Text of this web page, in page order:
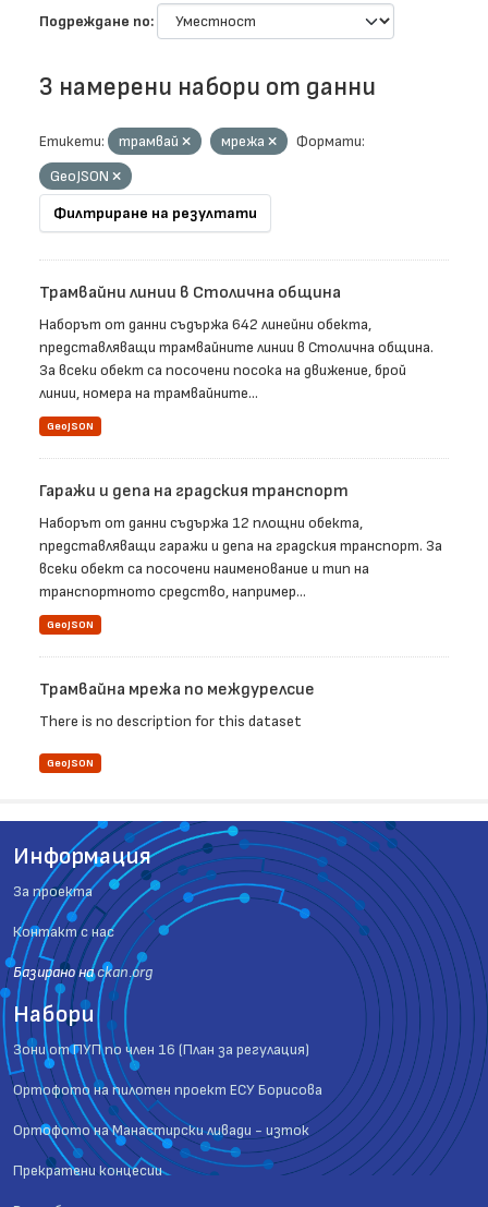
Подреждане по
3 намерени набори от данни
Етикети: трамвай мрежа
Формати:
GeoJSON
Филтриране на резултати
Трамвайни линии в Столична община
Наборът от данни съдържа 642 линейни обекта,
представляващи трамвайните линии в Столична община.
За всеки обект са посочени посока на движение, брой
линии, номера на трамвайните...
GeoJSON
Гаражи и депа на градския транспорт
Наборът от данни съдържа 12 площни обекта,
представляващи гаражи и депа на градския транспорт. За
всеки обект са посочени наименование и тип на
транспортното средство, например...
GeoJSON
Трамвайна мрежа по междурелсие
There is no description for this dataset
GeoJSON
Информация
За проекта
Контакт с нас
Базиранo наckan.org
Набори
Зони от ПУП по член 16 (План за регулация)
Ортофото на пилотен проект ЕСУ Борисова
Ортофото на Манастирски ливади - изток
Прекратени концесии